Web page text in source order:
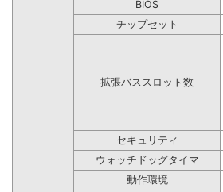
BIOS
チップセット
拡張バススロット数
セキュリティ
ウォッチドッグタイマ
動作環境